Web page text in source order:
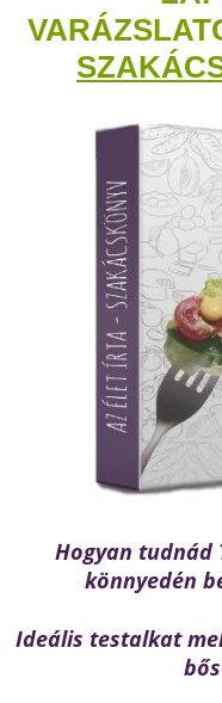
Hogyan tudnád
könnyedén
Ideális testalkat